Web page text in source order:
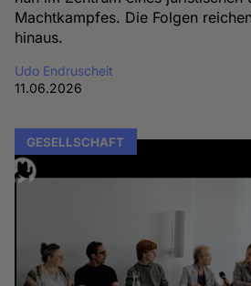
Machtkampfes. Die Folgen
hinaus.
Udo Endruscheit
11.06.2026
GESELLSCHAFT